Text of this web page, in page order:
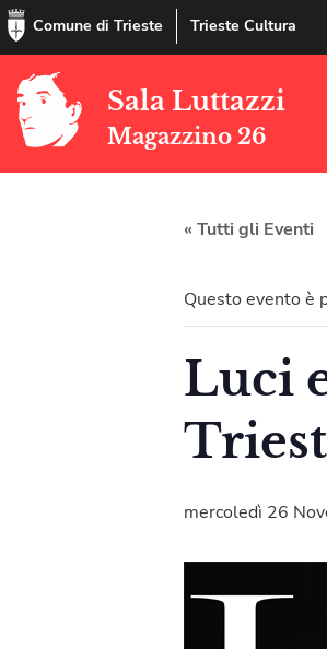
Comune di Trieste Trieste Cultura
Sala Luttazzi
Magazzino 26
« Tutti gli Eventi
Questo evento è
Luci
mercoledì 26